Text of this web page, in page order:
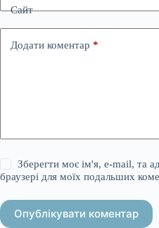
Сайт
Додати коментар *
Зберегти моє ім'я, e-mail, та
браузері для моїх подальших
Опублікувати коментар